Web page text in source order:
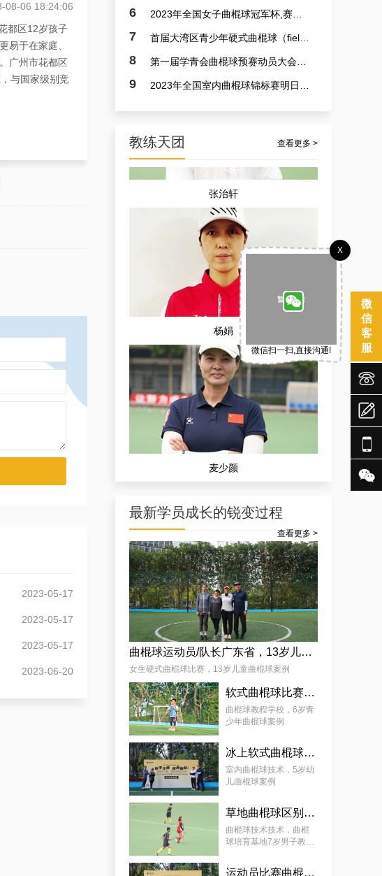
08-06 18:24:06
都区12岁孩子
易于在家庭、
广州市花都区
与国家级别竞
2023-05-17
2023-05-17
2023-05-17
2023-06-20
6
7
8
9
教练天团 查看更多 >
孟宪飞
张治轩
杨娟
麦少颜
最新学员成长的锐变过程
查看更多 >
曲棍球运动员/队长广东省，13岁儿童曲棍球案例
女生硬式曲棍球比赛，13岁儿童曲棍球案例
软式曲棍球比赛技巧，6岁青少年曲棍球教程案例
曲棍球教程学校，6岁青
少年曲棍球案例
冰上软式曲棍球，曲棍球教育基地5岁女孩教程案例
室内曲棍球技术，5岁幼
儿曲棍球案例
草地曲棍球区别，7岁幼儿曲棍球教学案例
曲棍球技术技术，曲棍
球培育基地7岁男子教学
运动员比赛曲棍球，9岁幼儿曲棍球案例
微
信
客
服
X
微信扫一扫,直接沟通!




